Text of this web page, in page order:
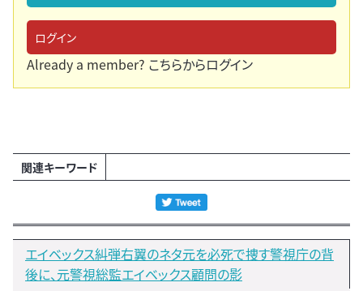
ログイン
Already a member? こちらからログイン
関連キーワード
エイベックス糾弾右翼のネタ元を必死で捜す警視庁の背
後に、元警視総監エイベックス顧問の影